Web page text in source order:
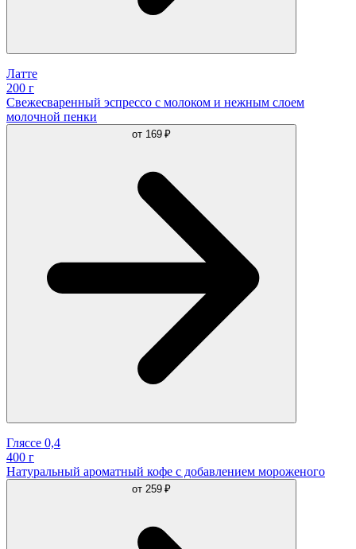
Латте
200 г
Свежесваренный эспрессо с молоком и нежным слоем
молочной пенки
от 169 ₽
Гляссе 0,4
400 г
Натуральный ароматный кофе с добавлением мороженого
от 259 ₽